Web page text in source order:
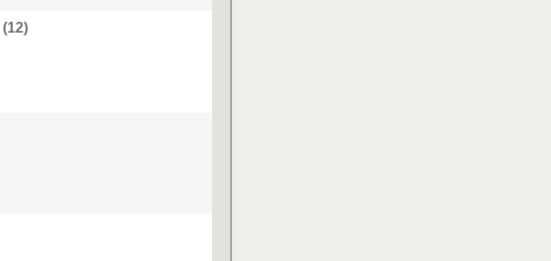
(12)